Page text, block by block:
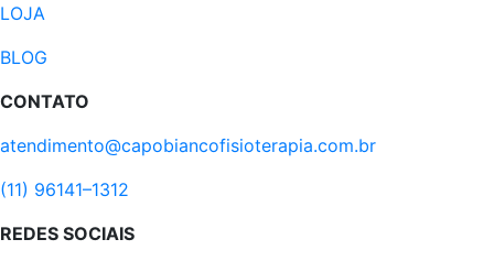
LOJA
BLOG
CONTATO
atendimento@capobiancofisioterapia.com.br
(11) 96141–1312
REDES SOCIAIS